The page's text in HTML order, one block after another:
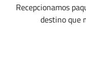
Recepcionamos
destino que